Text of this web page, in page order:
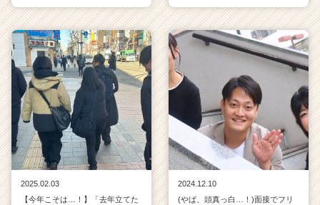
2025.02.03
【今年こそは…！】「去年立てた
2024.12.10
(やば、頭真っ白…！)面接でフリ